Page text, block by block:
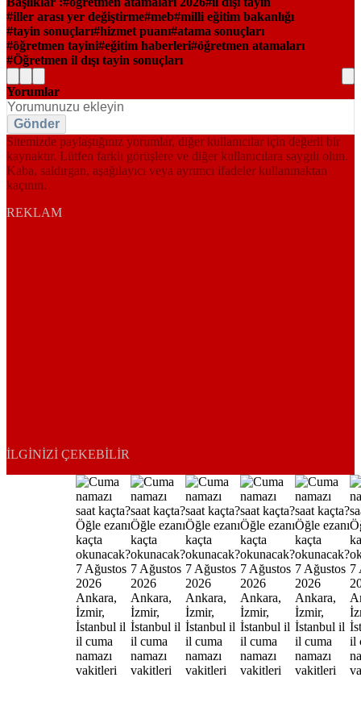
iller arası yer değiştirme meb milli eğitim bakanlığı
tayin sonuçları hizmet puanı atama sonuçları
öğretmen tayini eğitim haberleri öğretmen atamaları
Öğretmen il dışı tayin sonuçları
Yorumlar
Gönder
Sitemizde paylaştığınız yorumlar, diğer kullanıcılar için değerli bir
kaynaktır. Lütfen farklı görüşlere ve diğer kullanıcılara saygılı olun.
Kaba, saldırgan, aşağılayıcı veya ayrımcı ifadeler kullanmaktan
kaçının.
REKLAM
İLGINIZI ÇEKEBILIR